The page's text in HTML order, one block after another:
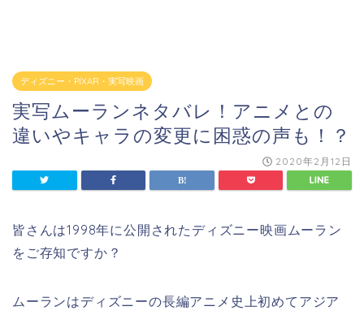
ディズニー・PIXAR・実写映画
実写ムーランネタバレ！アニメとの
違いやキャラの変更に困惑の声も！？
2020年2月12日
皆さんは1998年に公開されたディズニー映画ムーラン
をご存知ですか？
ムーランはディズニーの長編アニメ史上初めてアジア